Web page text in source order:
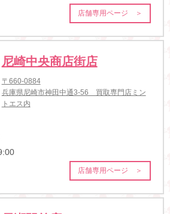
店舗専用ページ ＞
尼崎中央商店街店
〒660-0884
兵庫県尼崎市神田中通3-56 買取専門店ミン
トエス内
店舗専用ページ ＞